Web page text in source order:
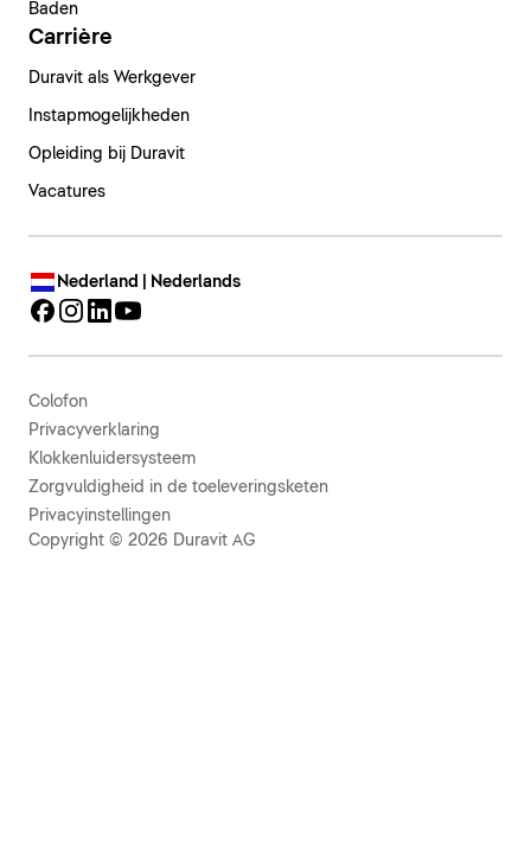
Baden
Carrière
Duravit als Werkgever
Instapmogelijkheden
Opleiding bij Duravit
Vacatures
Nederland | Nederlands
Colofon
Privacyverklaring
Klokkenluidersysteem
Zorgvuldigheid in de toeleveringsketen
Privacyinstellingen
Copyright © 2026 Duravit AG